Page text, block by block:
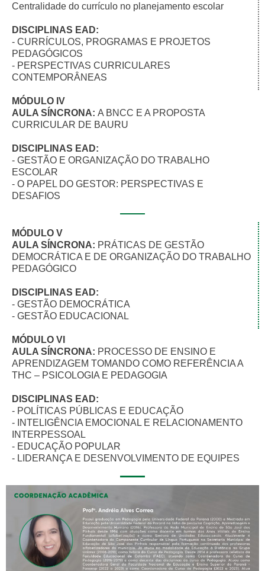
Centralidade do currículo no planejamento escolar
DISCIPLINAS EAD:
- CURRÍCULOS, PROGRAMAS E PROJETOS
PEDAGÓGICOS​
- PERSPECTIVAS CURRICULARES
CONTEMPORÂNEAS
MÓDULO IV
AULA SÍNCRONA: A BNCC E A PROPOSTA
CURRICULAR DE BAURU
DISCIPLINAS EAD:
- GESTÃO E ORGANIZAÇÃO DO TRABALHO
ESCOLAR
- O PAPEL DO GESTOR: PERSPECTIVAS E
DESAFIOS
MÓDULO V
AULA SÍNCRONA: PRÁTICAS DE GESTÃO
DEMOCRÁTICA E DE ORGANIZAÇÃO DO TRABALHO
PEDAGÓGICO
DISCIPLINAS EAD:
- GESTÃO DEMOCRÁTICA
- GESTÃO EDUCACIONAL
MÓDULO VI
AULA SÍNCRONA: PROCESSO DE ENSINO E
APRENDIZAGEM TOMANDO COMO REFERÊNCIA A
THC – PSICOLOGIA E PEDAGOGIA
DISCIPLINAS EAD:
- POLÍTICAS PÚBLICAS E EDUCAÇÃO
- INTELIGÊNCIA EMOCIONAL E RELACIONAMENTO
INTERPESSOAL
- EDUCAÇÃO POPULAR
- LIDERANÇA E DESENVOLVIMENTO DE EQUIPES